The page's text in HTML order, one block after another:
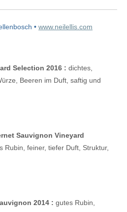
• www.neilellis.com
Selection 2016 : dichtes,
Beeren im Duft, saftig und
Sauvignon Vineyard
Rubin, feiner, tiefer Duft, Struktur,
2014 : gutes Rubin,